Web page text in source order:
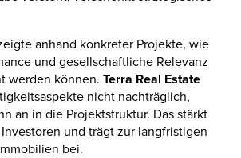
anhand konkreter Projekte, wie
und gesellschaftliche Relevanz
werden können. Terra Real Estate
nicht nachträglich,
an in die Projektstruktur. Das stärkt
und trägt zur langfristigen
bei.